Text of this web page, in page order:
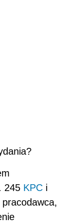
245 KPC i